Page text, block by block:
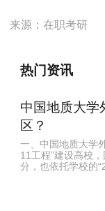
来源：在职考研
热门资讯
中国地质大学
区？
一、中国地质大学
11工程”建设高校
分，也依托学校的